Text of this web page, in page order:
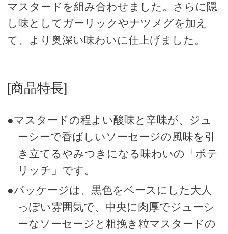
マスタードを組み合わせました。さらに隠
し味としてガーリックやナツメグを加え
て、より奥深い味わいに仕上げました。
[商品特長]
●マスタードの程よい酸味と辛味が、ジュ
ーシーで香ばしいソーセージの風味を引
き立てるやみつきになる味わいの「ポテ
リッチ」です。
●パッケージは、黒色をベースにした大人
っぽい雰囲気で、中央に肉厚でジューシ
ーなソーセージと粗挽き粒マスタードの